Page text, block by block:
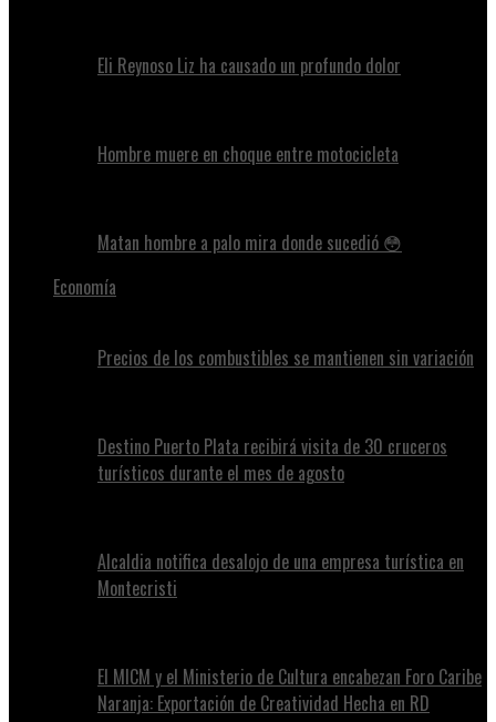
Eli Reynoso Liz ha causado un profundo dolor
Hombre muere en choque entre motocicleta
Matan hombre a palo mira donde sucedió 😳
Economía
Precios de los combustibles se mantienen sin variación
Destino Puerto Plata recibirá visita de 30 cruceros
turísticos durante el mes de agosto
Alcaldia notifica desalojo de una empresa turística en
Montecristi
El MICM y el Ministerio de Cultura encabezan Foro Caribe
Naranja: Exportación de Creatividad Hecha en RD